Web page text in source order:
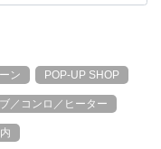
ン POP-UP SHOP
／コンロ／ヒーター